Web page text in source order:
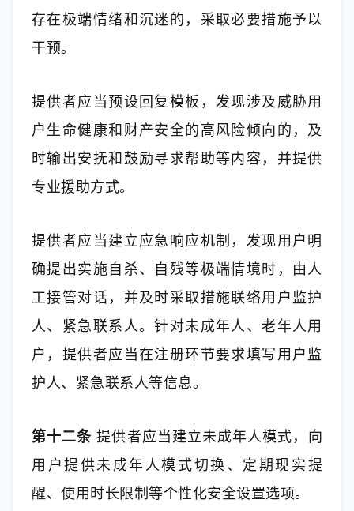
存在极端情绪和沉迷的，采取必要措施予以
干预。
提供者应当预设回复模板，发现涉及威胁用
户生命健康和财产安全的高风险倾向的，及
时输出安抚和鼓励寻求帮助等内容，并提供
专业援助方式。
提供者应当建立应急响应机制，发现用户明
确提出实施自杀、自残等极端情境时，由人
工接管对话，并及时采取措施联络用户监护
人、紧急联系人。针对未成年人、老年人用
户，提供者应当在注册环节要求填写用户监
护人、紧急联系人等信息。
第十二条 提供者应当建立未成年人模式，向
用户提供未成年人模式切换、定期现实提
醒、使用时长限制等个性化安全设置选项。